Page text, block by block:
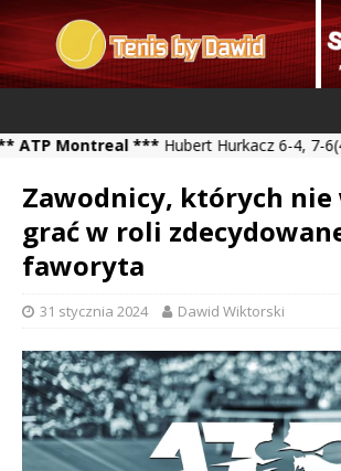
Montreal ***Hubert Hurkacz 6-4, 7-6(4)
Zawodnicy, których
grać w roli
faworyta
31 stycznia 2024 Dawid Wiktorski